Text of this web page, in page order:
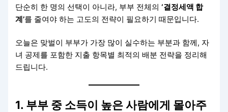
단순히 한 명의 선택이 아니라, 부부 전체의‘결정세액 합
계’를 줄여야 하는 고도의 전략이 필요하기 때문입니다.
오늘은 맞벌이 부부가 가장 많이 실수하는 부분과 함께, 자
녀 공제를 포함한 지출 항목별 최적의 배분 전략을 정리해
드립니다.
1. 부부 중 소득이 높은 사람에게 몰아주